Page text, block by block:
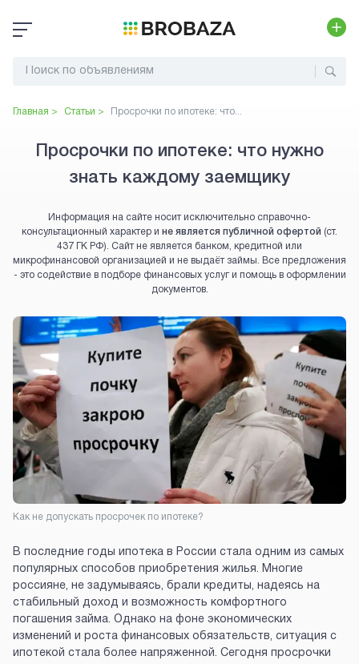
Главная > Статьи > Просрочки по ипотеке: что...
Просрочки по ипотеке: что нужно
знать каждому заемщику
Информация на сайте носит исключительно справочно-
консультационный характер и не является публичной офертой (ст.
437 ГК РФ). Сайт не является банком, кредитной или
микрофинансовой организацией и не выдаёт займы. Все предложения
- это содействие в подборе финансовых услуг и помощь в оформлении
документов.
Как не допускать просрочек по ипотеке?
В последние годы ипотека в России стала одним из самых
популярных способов приобретения жилья. Многие
россияне, не задумываясь, брали кредиты, надеясь на
стабильный доход и возможность комфортного
погашения займа. Однако на фоне экономических
изменений и роста финансовых обязательств, ситуация с
ипотекой стала более напряженной. Сегодня просрочки